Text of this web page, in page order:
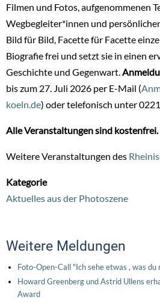
Filmen und Fotos, aufgenommenen
Wegbegleiter*innen und
Bild für Bild, Facette für Facette
Biografie frei und setzt sie in einen
Geschichte und Gegenwart.
bis zum 27. Juli 2026 per E-Mail (
koeln.de) oder telefonisch unter
Alle Veranstaltungen sind kostenfrei.
Weitere Veranstaltungen des
Kategorie
Aktuelles aus der Photoszene
Weitere Meldungen
Foto-Open-Call "Ich sehe etwas , was du
Howard Greenberg und Astrid Ullens
Award